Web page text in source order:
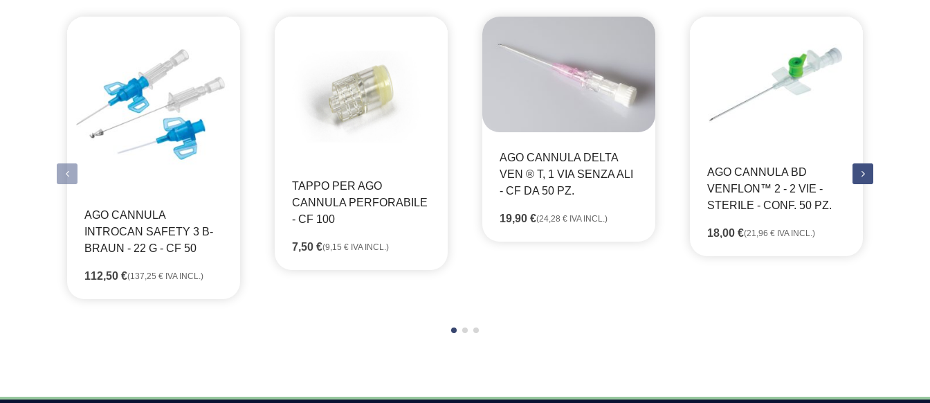
AGO CANNULA
INTROCAN SAFETY 3 B-
BRAUN - 22 G - CF 50
112,50 €(137,25 € IVA INCL.)
TAPPO PER AGO
CANNULA PERFORABILE
- CF 100
7,50 €(9,15 € IVA INCL.)
AGO CANNULA DELTA
VEN ® T, 1 VIA SENZA ALI
- CF DA 50 PZ.
19,90 €(24,28 € IVA INCL.)
AGO CANNULA BD
VENFLON™ 2 - 2 VIE -
STERILE - CONF. 50 PZ.
18,00 €(21,96 € IVA INCL.)